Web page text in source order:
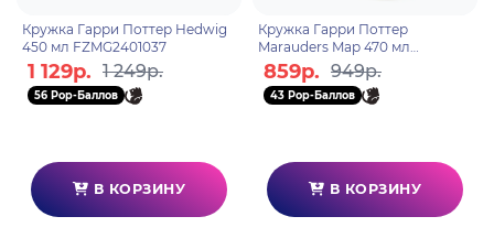
Кружка Гарри Поттер Hedwig
450 мл FZMG2401037
1 129р. 1 249р.
56 Pop-Баллов
В КОРЗИНУ
Кружка Гарри Поттер
Marauders Map 470 мл
GMG2404336
859р. 949р.
43 Pop-Баллов
В КОРЗИНУ